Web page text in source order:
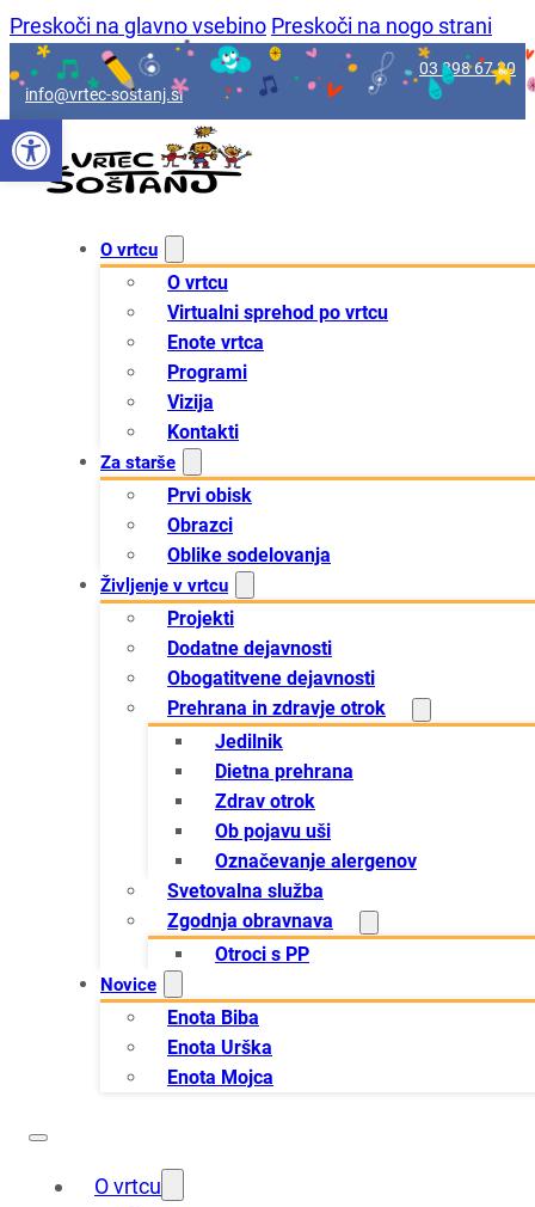
Open toolbar
Preskoči na glavno vsebino Preskoči na nogo strani
03 898 67 30
info@vrtec-sostanj.si
O vrtcu
O vrtcu
Virtualni sprehod po vrtcu
Enote vrtca
Programi
Vizija
Kontakti
Za starše
Prvi obisk
Obrazci
Oblike sodelovanja
Življenje v vrtcu
Projekti
Dodatne dejavnosti
Obogatitvene dejavnosti
Prehrana in zdravje otrok
Jedilnik
Dietna prehrana
Zdrav otrok
Ob pojavu uši
Označevanje alergenov
Svetovalna služba
Zgodnja obravnava
Otroci s PP
Novice
Enota Biba
Enota Urška
Enota Mojca
O vrtcu